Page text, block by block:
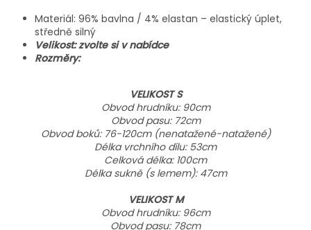
Materiál: 96% bavlna / 4% elastan – elastický úplet,
středně silný
Velikost: zvolte si v nabídce
Rozměry:
VELIKOST S
Obvod hrudníku: 90cm
Obvod pasu: 72cm
Obvod boků: 76-120cm (nenatažené-natažené)
Délka vrchního dílu: 53cm
Celková délka: 100cm
Délka sukně (s lemem): 47cm
VELIKOST M
Obvod hrudníku: 96cm
Obvod pasu: 78cm